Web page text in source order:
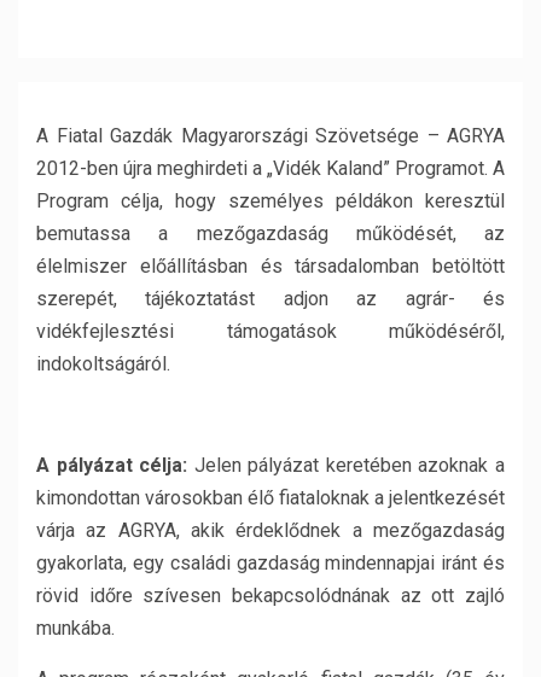
A Fiatal Gazdák Magyarországi Szövetsége – AGRYA
2012-ben újra meghirdeti a „Vidék Kaland” Programot. A
Program célja, hogy személyes példákon keresztül
bemutassa a mezőgazdaság működését, az
élelmiszer előállításban és társadalomban betöltött
szerepét, tájékoztatást adjon az agrár- és
vidékfejlesztési támogatások működéséről,
indokoltságáról.
A pályázat célja: Jelen pályázat keretében azoknak a
kimondottan városokban élő fiataloknak a jelentkezését
várja az AGRYA, akik érdeklődnek a mezőgazdaság
gyakorlata, egy családi gazdaság mindennapjai iránt és
rövid időre szívesen bekapcsolódnának az ott zajló
munkába.